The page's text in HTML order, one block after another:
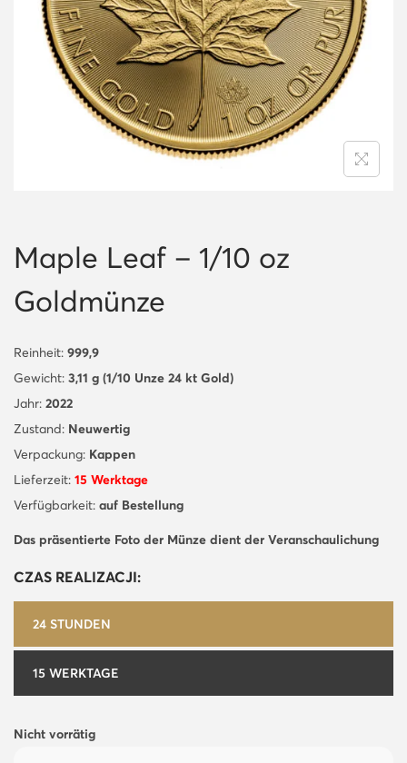
i
o
n
Maple Leaf – 1/10 oz
Goldmünze
Reinheit: 999,9
Gewicht: 3,11 g (1/10 Unze 24 kt Gold)
Jahr: 2022
Zustand: Neuwertig
Verpackung: Kappen
Lieferzeit: 15 Werktage
Verfügbarkeit: auf Bestellung
Das präsentierte Foto der Münze dient der Veranschaulichung
CZAS REALIZACJI:
24 STUNDEN
15 WERKTAGE
Nicht vorrätig